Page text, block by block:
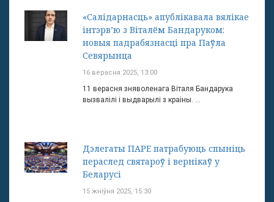
«Салідарнасць» апублікавала вялікае
інтэрв’ю з Віталём Бандаруком:
новыя падрабязнасці пра Паўла
Севярынца
16 верасня 2025, 13:00
11 верасня зняволенага Віталя Бандарука
вызвалілі і выдварылі з краіны. ...
Дэлегаты ПАРЕ патрабуюць спыніць
пераслед святароў і вернікаў у
Беларусі
15 жніўня 2025, 15:30